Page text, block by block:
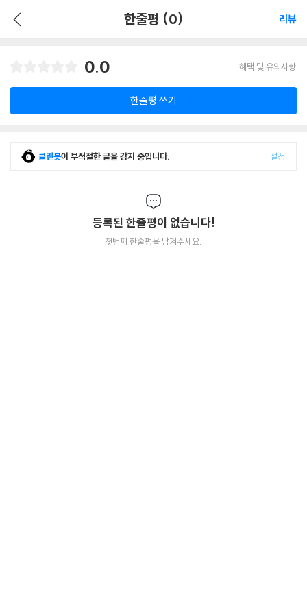
한줄평 (0) 리뷰
0.0 혜택 및 유의사항
한줄평 쓰기
클린봇이 부적절한 글을 감지 중입니다. 설정
등록된 한줄평이 없습니다!
첫번째 한줄평을 남겨주세요.